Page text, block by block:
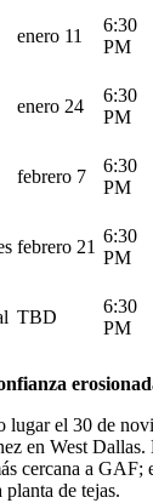
enero 11
6:30
PM
enero 24
6:30
PM
febrero 7
6:30
PM
febrero 21
6:30
PM
TBD
6:30
PM
lugar el 30 de
en West Dallas.
cercana a GAF;
planta de tejas.